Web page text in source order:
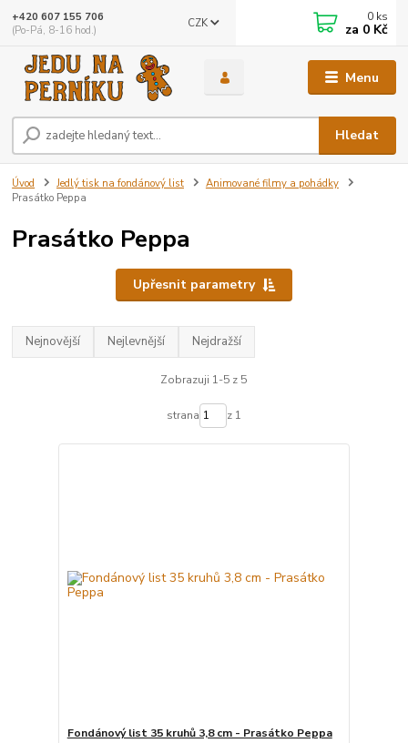
Menu
CZK
Hledat
+420 607 155 706
(Po-Pá, 8-16 hod.)
0 ks
za 0 Kč
Úvod Jedlý tisk na fondánový list
Animované filmy a pohádky
Prasátko Peppa
Prasátko Peppa
Upřesnit parametry
Nejnovější Nejlevnější Nejdražší
Zobrazuji 1-5 z 5
strana z 1
Fondánový list 35 kruhů 3,8 cm - Prasátko Peppa